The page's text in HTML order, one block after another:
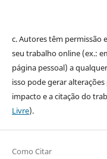
c. Autores têm permissão
seu trabalho online (ex.:
página pessoal) a
isso pode gerar
impacto e a citação do
Livre).
Como Citar